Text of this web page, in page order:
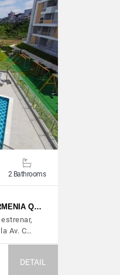
2 Bathrooms
Q…
Av. C…
DETAIL